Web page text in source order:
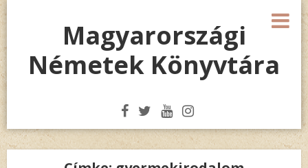
Magyarországi
Németek Könyvtára